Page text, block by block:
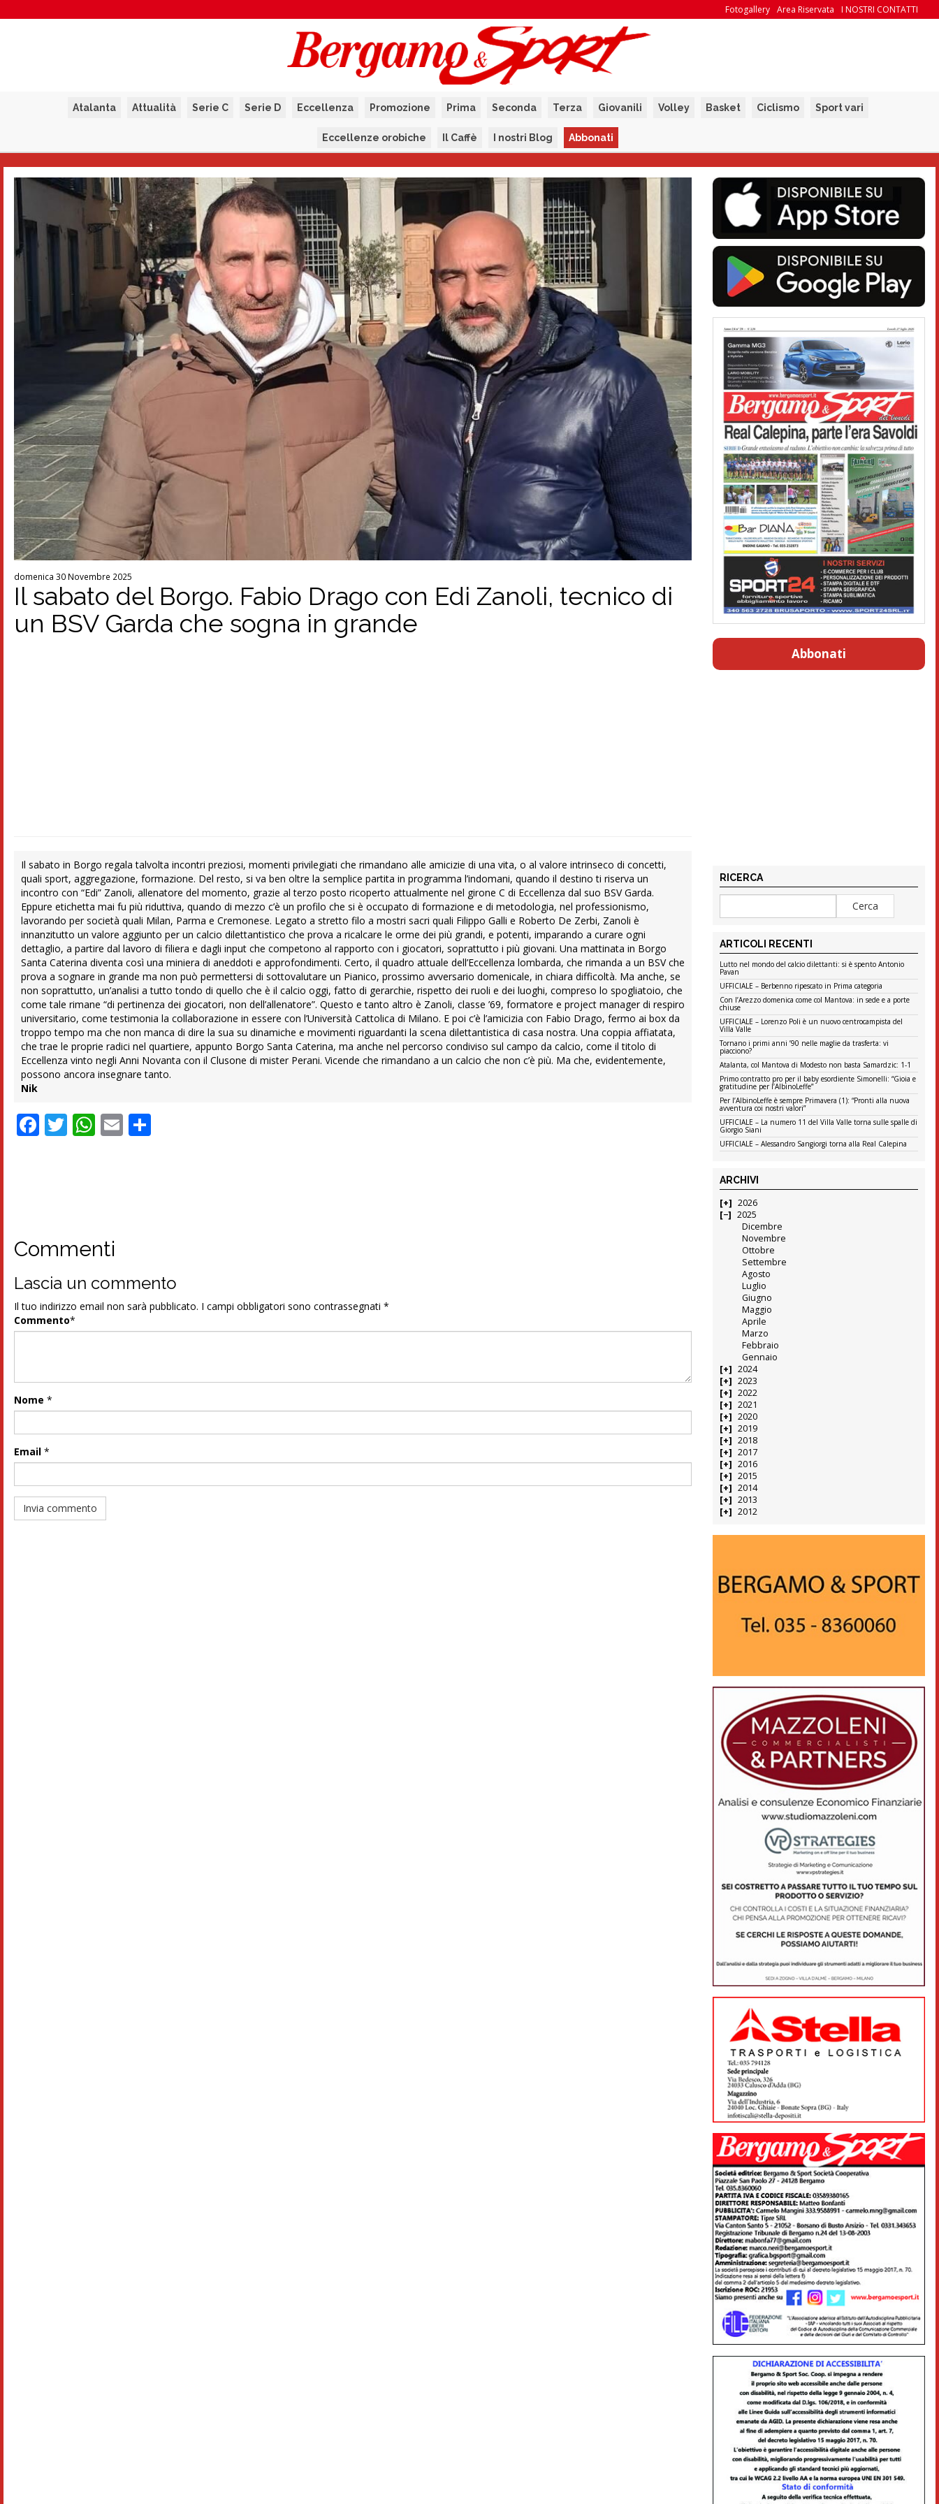
I NOSTRI CONTATTI
Area Riservata
Fotogallery
Atalanta Attualità Serie C Serie D Eccellenza Promozione Prima Seconda Terza Giovanili Volley Basket Ciclismo Sport vari
Eccellenze orobiche Il Caffè I nostri Blog Abbonati
domenica 30 Novembre 2025
Il sabato del Borgo. Fabio Drago con Edi Zanoli, tecnico di
un BSV Garda che sogna in grande
Il sabato in Borgo regala talvolta incontri preziosi, momenti privilegiati che rimandano alle amicizie di una vita, o al valore intrinseco di concetti,
quali sport, aggregazione, formazione. Del resto, si va ben oltre la semplice partita in programma l’indomani, quando il destino ti riserva un
incontro con “Edi” Zanoli, allenatore del momento, grazie al terzo posto ricoperto attualmente nel girone C di Eccellenza dal suo BSV Garda.
Eppure etichetta mai fu più riduttiva, quando di mezzo c’è un profilo che si è occupato di formazione e di metodologia, nel professionismo,
lavorando per società quali Milan, Parma e Cremonese. Legato a stretto filo a mostri sacri quali Filippo Galli e Roberto De Zerbi, Zanoli è
innanzitutto un valore aggiunto per un calcio dilettantistico che prova a ricalcare le orme dei più grandi, e potenti, imparando a curare ogni
dettaglio, a partire dal lavoro di filiera e dagli input che competono al rapporto con i giocatori, soprattutto i più giovani. Una mattinata in Borgo
Santa Caterina diventa così una miniera di aneddoti e approfondimenti. Certo, il quadro attuale dell’Eccellenza lombarda, che rimanda a un BSV che
prova a sognare in grande ma non può permettersi di sottovalutare un Pianico, prossimo avversario domenicale, in chiara difficoltà. Ma anche, se
non soprattutto, un’analisi a tutto tondo di quello che è il calcio oggi, fatto di gerarchie, rispetto dei ruoli e dei luoghi, compreso lo spogliatoio, che
come tale rimane “di pertinenza dei giocatori, non dell’allenatore”. Questo e tanto altro è Zanoli, classe ’69, formatore e project manager di respiro
universitario, come testimonia la collaborazione in essere con l’Università Cattolica di Milano. E poi c’è l’amicizia con Fabio Drago, fermo ai box da
troppo tempo ma che non manca di dire la sua su dinamiche e movimenti riguardanti la scena dilettantistica di casa nostra. Una coppia affiatata,
che trae le proprie radici nel quartiere, appunto Borgo Santa Caterina, ma anche nel percorso condiviso sul campo da calcio, come il titolo di
Eccellenza vinto negli Anni Novanta con il Clusone di mister Perani. Vicende che rimandano a un calcio che non c’è più. Ma che, evidentemente,
possono ancora insegnare tanto.
Nik
Facebook
Twitter
WhatsApp
Email
Commenti
Lascia un commento
Il tuo indirizzo email non sarà pubblicato. I campi obbligatori sono contrassegnati*
Commento*
Nome *
Email *
Abbonati
RICERCA
ARTICOLI RECENTI
Lutto nel mondo del calcio dilettanti: si è spento Antonio
Pavan
UFFICIALE – Berbenno ripescato in Prima categoria
Con l’Arezzo domenica come col Mantova: in sede e a porte
chiuse
UFFICIALE – Lorenzo Poli è un nuovo centrocampista del
Villa Valle
Tornano i primi anni ’90 nelle maglie da trasferta: vi
piacciono?
Atalanta, col Mantova di Modesto non basta Samardzic: 1-1
Primo contratto pro per il baby esordiente Simonelli: “Gioia e
gratitudine per l’AlbinoLeffe”
Per l’AlbinoLeffe è sempre Primavera (1): “Pronti alla nuova
avventura coi nostri valori”
UFFICIALE – La numero 11 del Villa Valle torna sulle spalle di
Giorgio Siani
UFFICIALE – Alessandro Sangiorgi torna alla Real Calepina
ARCHIVI
2026
2025
Dicembre
Novembre
Ottobre
Settembre
Agosto
Luglio
Giugno
Maggio
Aprile
Marzo
Febbraio
Gennaio
2024
2023
2022
2021
2020
2019
2018
2017
2016
2015
2014
2013
2012